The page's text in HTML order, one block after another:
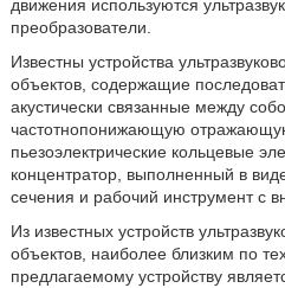
движения используются
преобразователи.
Известны устройства
объектов, содержащие
акустически связанные между
частотнопонижающую
пьезоэлектрические кольцевые
концентратор, выполненный в
сечения и рабочий инструмент с
Из известных устройств
объектов, наиболее близким по
предлагаемому устройству